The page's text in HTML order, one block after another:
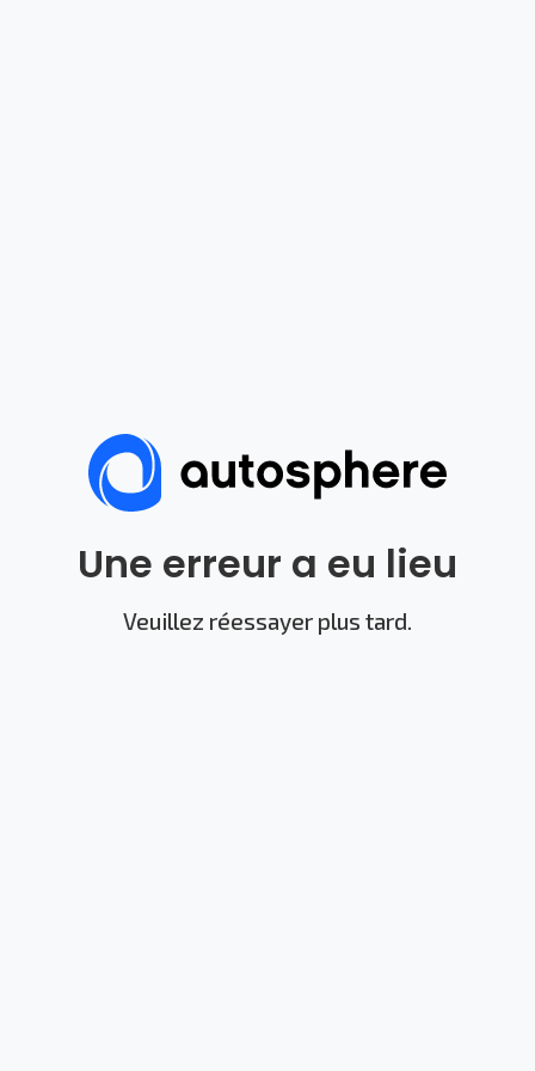
Une erreur a eu lieu
Veuillez réessayer plus tard.